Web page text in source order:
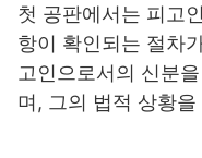
첫 공판에서는 피고
항이 확인되는 절차
고인으로서의 신분
며, 그의 법적 상황